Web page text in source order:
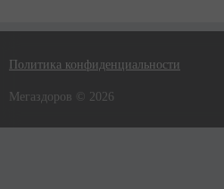
Политика конфиденциальности
Мегаздоров © 2026